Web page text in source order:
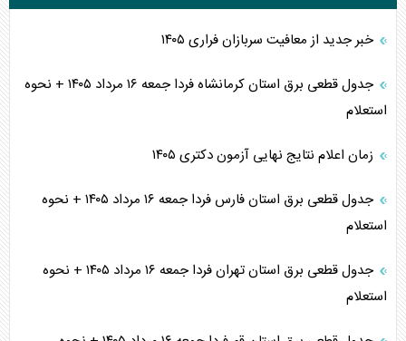
خبر جدید از معافیت سربازان فراری ۱۴۰۵
جدول قطعی برق استان کرمانشاه فردا جمعه ۱۶ مرداد ۱۴۰۵ + نحوه
استعلام
زمان اعلام نتایج نهایی آزمون دکتری ۱۴۰۵
جدول قطعی برق استان فارس فردا جمعه ۱۶ مرداد ۱۴۰۵ + نحوه
استعلام
جدول قطعی برق استان تهران فردا جمعه ۱۶ مرداد ۱۴۰۵ + نحوه
استعلام